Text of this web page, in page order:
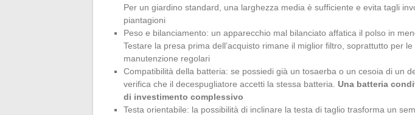
Per un giardino standard, una larghezza media è sufficiente e evita tagli
piantagioni
Peso e bilanciamento: un apparecchio mal bilanciato affatica il polso in
Testare la presa prima dell’acquisto rimane il miglior filtro, soprattutto per
manutenzione regolari
Compatibilità della batteria: se possiedi già un tosaerba o un cesoia di un
verifica che il decespugliatore accetti la stessa batteria. Una batteria
di investimento complessivo
Testa orientabile: la possibilità di inclinare la testa di taglio trasforma un